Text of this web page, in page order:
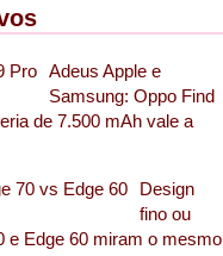
Adeus Apple e
Samsung: Oppo Find
de 7.500 mAh vale a
Design
fino ou
e Edge 60 miram o mesmo